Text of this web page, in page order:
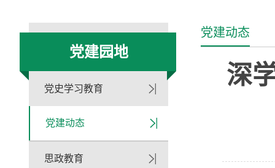
党建园地
党史学习教育
党建动态
思政教育
党建动态
深